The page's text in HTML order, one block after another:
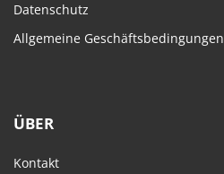
Datenschutz
Allgemeine Geschäftsbedingungen
ÜBER
Kontakt